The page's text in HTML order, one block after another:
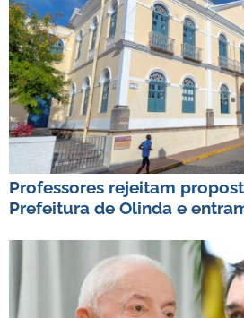
Professores rejeitam
Prefeitura de Olinda e